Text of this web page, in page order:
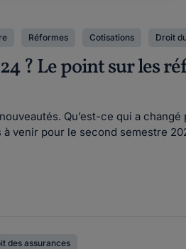
Réformes Cotisations Droit
? Le point sur les
Qu’est-ce qui a
venir pour le second semestre
des assurances